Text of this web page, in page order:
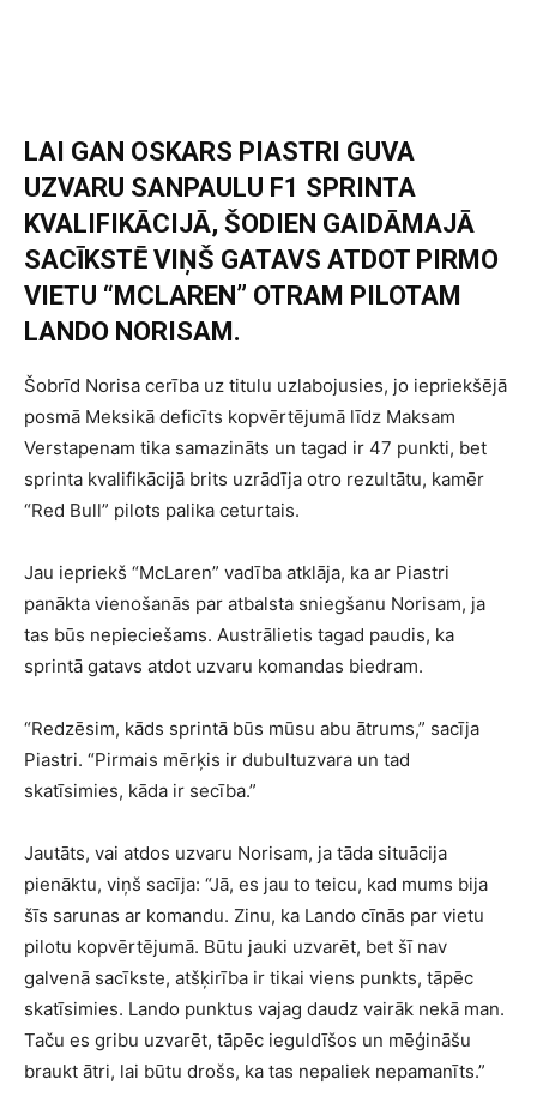
LAI GAN OSKARS PIASTRI GUVA
UZVARU SANPAULU F1 SPRINTA
KVALIFIKĀCIJĀ, ŠODIEN GAIDĀMAJĀ
SACĪKSTĒ VIŅŠ GATAVS ATDOT PIRMO
VIETU “MCLAREN” OTRAM PILOTAM
LANDO NORISAM.
Šobrīd Norisa cerība uz titulu uzlabojusies, jo iepriekšējā
posmā Meksikā deficīts kopvērtējumā līdz Maksam
Verstapenam tika samazināts un tagad ir 47 punkti, bet
sprinta kvalifikācijā brits uzrādīja otro rezultātu, kamēr
“Red Bull” pilots palika ceturtais.
Jau iepriekš “McLaren” vadība atklāja, ka ar Piastri
panākta vienošanās par atbalsta sniegšanu Norisam, ja
tas būs nepieciešams. Austrālietis tagad paudis, ka
sprintā gatavs atdot uzvaru komandas biedram.
“Redzēsim, kāds sprintā būs mūsu abu ātrums,” sacīja
Piastri. “Pirmais mērķis ir dubultuzvara un tad
skatīsimies, kāda ir secība.”
Jautāts, vai atdos uzvaru Norisam, ja tāda situācija
pienāktu, viņš sacīja: “Jā, es jau to teicu, kad mums bija
šīs sarunas ar komandu. Zinu, ka Lando cīnās par vietu
pilotu kopvērtējumā. Būtu jauki uzvarēt, bet šī nav
galvenā sacīkste, atšķirība ir tikai viens punkts, tāpēc
skatīsimies. Lando punktus vajag daudz vairāk nekā man.
Taču es gribu uzvarēt, tāpēc ieguldīšos un mēģināšu
braukt ātri, lai būtu drošs, ka tas nepaliek nepamanīts.”